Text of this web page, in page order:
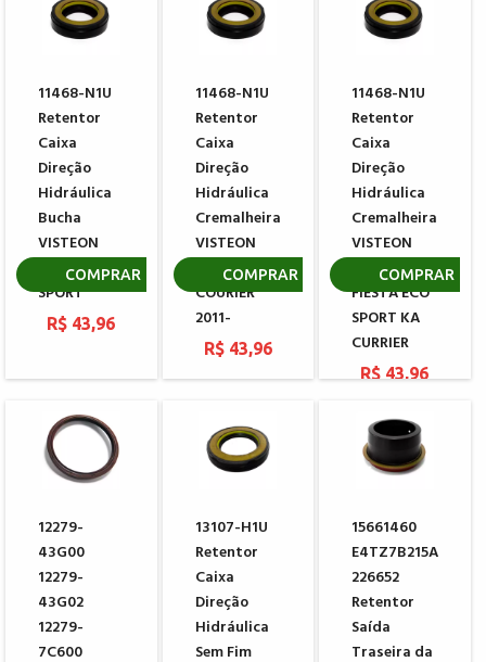
11468-N1U
Retentor
Caixa
Direção
Hidráulica
Bucha
VISTEON
FORD ECO
SPORT
R$ 43,96
COMPRAR
11468-N1U
Retentor
Caixa
Direção
Hidráulica
Cremalheira
VISTEON
FORD
COURIER
2011-
R$ 43,96
COMPRAR
11468-N1U
Retentor
Caixa
Direção
Hidráulica
Cremalheira
VISTEON
FORD
FIESTA ECO
SPORT KA
CURRIER
R$ 43,96
COMPRAR
12279-
43G00
12279-
43G02
12279-
7C600
13107-H1U
Retentor
Caixa
Direção
Hidráulica
Sem Fim
15661460
E4TZ7B215A
226652
Retentor
Saída
Traseira da